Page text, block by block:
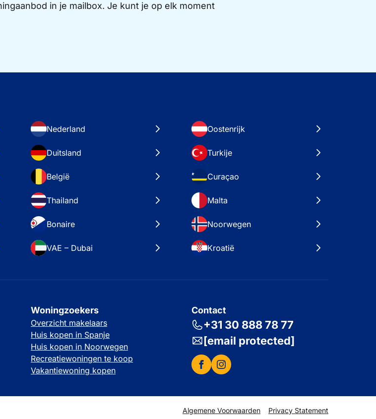
in je mailbox. Je kunt je op elk moment
Nederland Oostenrijk
Duitsland Turkije
België Curaçao
Thailand Malta
Bonaire Noorwegen
VAE – Dubai Kroatië
Woningzoekers
Overzicht makelaars
Huis kopen in Spanje
Huis kopen in Noorwegen
Recreatiewoningen te koop
Vakantiewoning kopen
Contact
+31 30 888 78 77
[email protected]
Algemene Voorwaarden Privacy Statement